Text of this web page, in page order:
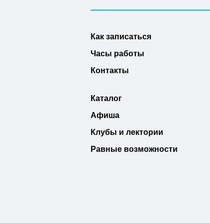
Как записаться
Часы работы
Контакты
Каталог
Афиша
Клубы и лектории
Равные возможности